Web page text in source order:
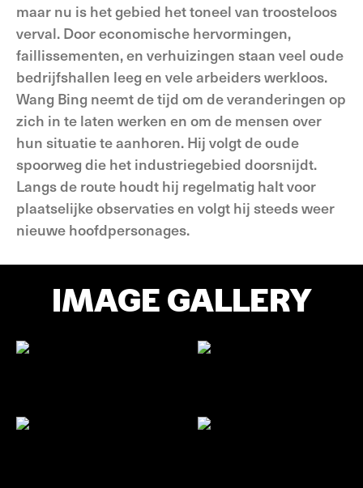
maar nu is het gebied het toneel van troosteloos
verval. Door economische hervormingen,
faillissementen, en verhuizingen staan veel oude
bedrijfshallen leeg en vele arbeiders werkloos.
Wang Bing neemt de tijd om de veranderingen op
zich in te laten werken en om de mensen over
hun situatie te aanhoren. Hij volgt de oude
spoorweg die het industriegebied doorsnijdt.
Langs de route houdt hij regelmatig halt voor
plaatselijke observaties en volgt hij steeds weer
nieuwe hoofdpersonages.
IMAGE GALLERY